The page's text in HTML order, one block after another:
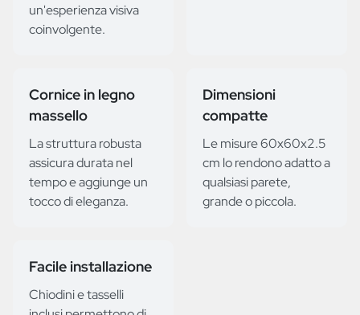
un'esperienza visiva
coinvolgente.
Cornice in legno
massello
La struttura robusta
assicura durata nel
tempo e aggiunge un
tocco di eleganza.
Dimensioni
compatte
Le misure 60x60x2.5
cm lo rendono adatto a
qualsiasi parete,
grande o piccola.
Facile installazione
Chiodini e tasselli